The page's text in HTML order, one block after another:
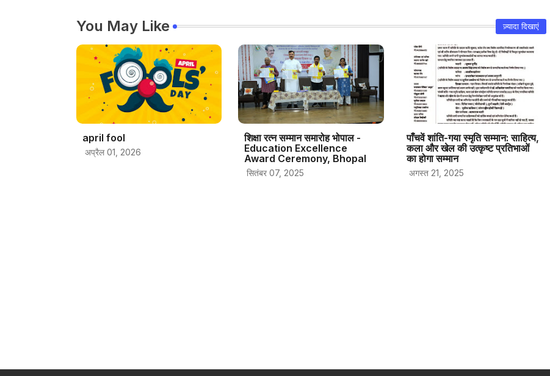
You May Like ज़्यादा दिखाएं
april fool
अप्रैल 01, 2026
शिक्षा रत्न सम्मान समारोह भोपाल -
Education Excellence
Award Ceremony, Bhopal
सितंबर 07, 2025
पाँचवें शांति-गया स्मृति सम्मान: साहित्य,
कला और खेल की उत्कृष्ट प्रतिभाओं
का होगा सम्मान
अगस्त 21, 2025